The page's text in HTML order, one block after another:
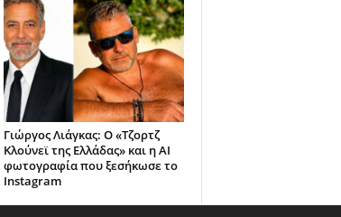
Γιώργος Λιάγκας: Ο «Τζορτζ
Κλούνεϊ της Ελλάδας» και η AI
φωτογραφία που ξεσήκωσε το
Instagram